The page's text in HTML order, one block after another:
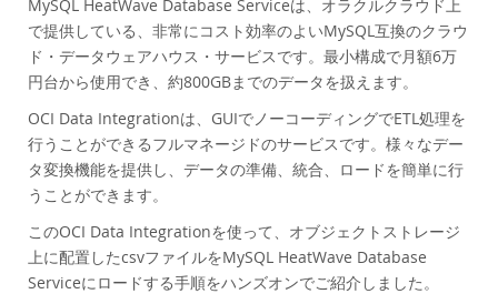
Benchmarks
Migration
TCO Savings
Industries
Neues & Termine
Kaufen
Downloads
Dokumentation
MySQL HeatWave Database Serviceは、オラクルクラウド上
で提供している、非常にコスト効率のよいMySQL互換のクラウ
ド・データウェアハウス・サービスです。最小構成で月額6万
円台から使用でき、約800GBまでのデータを扱えます。
OCI Data Integrationは、GUIでノーコーディングでETL処理を
行うことができるフルマネージドのサービスです。様々なデー
タ変換機能を提供し、データの準備、統合、ロードを簡単に行
うことができます。
このOCI Data Integrationを使って、オブジェクトストレージ
上に配置したcsvファイルをMySQL HeatWave Database
Serviceにロードする手順をハンズオンでご紹介しました。